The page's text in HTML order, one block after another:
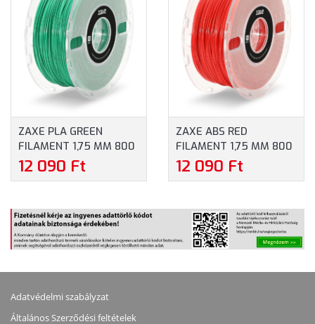
ZAXE PLA GREEN
FILAMENT 1,75 MM 800
G - ZÖLD
12 090 Ft
ZAXE ABS RED
FILAMENT 1,75 MM 800
G - VÖRÖS
12 090 Ft
Adatvédelmi szabályzat
Általános Szerződési feltételek